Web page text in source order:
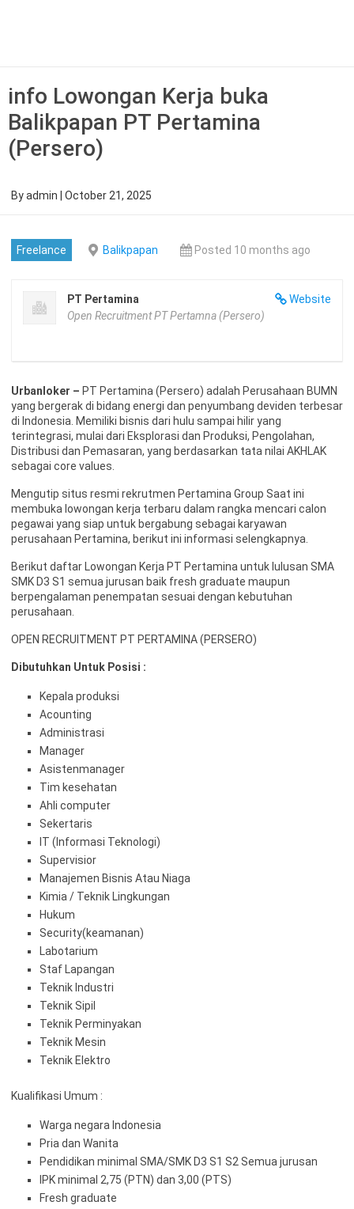
info Lowongan Kerja buka
Balikpapan PT Pertamina
(Persero)
Byadmin October 21, 2025
Freelance Balikpapan Posted 10 months ago
Website
PT Pertamina
Open Recruitment PT Pertamna (Persero)
Urbanloker – PT Pertamina (Persero) adalah Perusahaan BUMN
yang bergerak di bidang energi dan penyumbang deviden terbesar
di Indonesia. Memiliki bisnis dari hulu sampai hilir yang
terintegrasi, mulai dari Eksplorasi dan Produksi, Pengolahan,
Distribusi dan Pemasaran, yang berdasarkan tata nilai AKHLAK
sebagai core values.
Mengutip situs resmi rekrutmen Pertamina Group Saat ini
membuka lowongan kerja terbaru dalam rangka mencari calon
pegawai yang siap untuk bergabung sebagai karyawan
perusahaan Pertamina, berikut ini informasi selengkapnya.
Berikut daftar Lowongan Kerja PT Pertamina untuk lulusan SMA
SMK D3 S1 semua jurusan baik fresh graduate maupun
berpengalaman penempatan sesuai dengan kebutuhan
perusahaan.
OPEN RECRUITMENT PT PERTAMINA (PERSERO)
Dibutuhkan Untuk Posisi :
Kepala produksi
Acounting
Administrasi
Manager
Asistenmanager
Tim kesehatan
Ahli computer
Sekertaris
IT (Informasi Teknologi)
Supervisior
Manajemen Bisnis Atau Niaga
Kimia / Teknik Lingkungan
Hukum
Security(keamanan)
Labotarium
Staf Lapangan
Teknik Industri
Teknik Sipil
Teknik Perminyakan
Teknik Mesin
Teknik Elektro
Kualifikasi Umum :
Warga negara Indonesia
Pria dan Wanita
Pendidikan minimal SMA/SMK D3 S1 S2 Semua jurusan
IPK minimal 2,75 (PTN) dan 3,00 (PTS)
Fresh graduate